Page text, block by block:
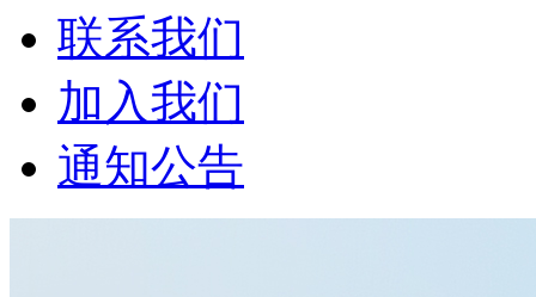
联系我们
加入我们
通知公告